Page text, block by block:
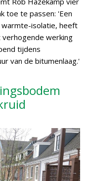
toe te passen: 'Een
isolatie, heeft
werking
tijdens
van de bitumenlaag.'